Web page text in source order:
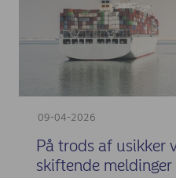
09-04-2026
På trods af usikker
skiftende